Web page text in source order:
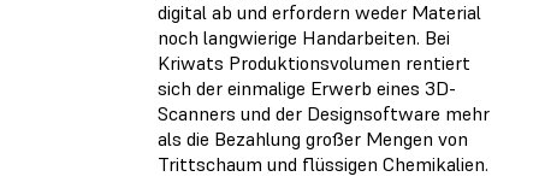
digital ab und erfordern weder Material
noch langwierige Handarbeiten. Bei
Kriwats Produktionsvolumen rentiert
sich der einmalige Erwerb eines 3D-
Scanners und der Designsoftware mehr
als die Bezahlung großer Mengen von
Trittschaum und flüssigen Chemikalien.